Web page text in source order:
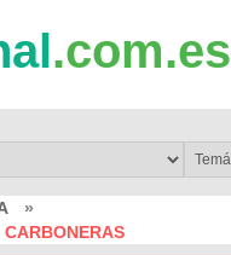
.com.es
»
CARBONERAS